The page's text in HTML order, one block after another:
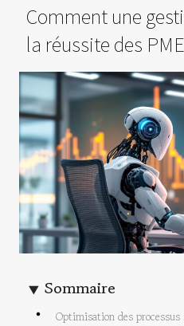
Comment une
la réussite des
Sommaire
Optimisation des